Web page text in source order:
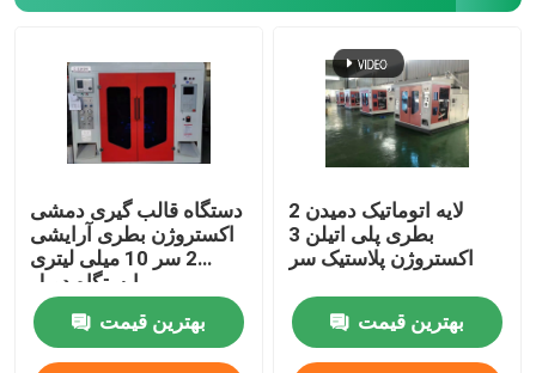
دستگاه قالب گیری دمشی
اکستروژن بطری آرایشی
2 سر 10 میلی لیتری
ایستگاه دوبل
بهترین قیمت
2 لایه اتوماتیک دمیدن
بطری پلی اتیلن 3
اکستروژن پلاستیک سر
بهترین قیمت